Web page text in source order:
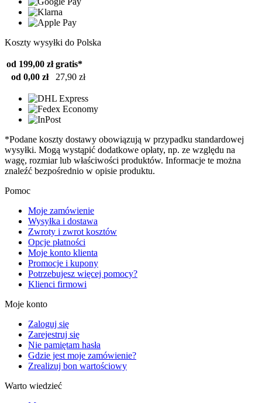
Koszty wysyłki do Polska
od 199,00 zł gratis*
od 0,00 zł
27,90 zł
*Podane koszty dostawy obowiązują w przypadku standardowej
wysyłki. Mogą wystąpić dodatkowe opłaty, np. ze względu na
wagę, rozmiar lub właściwości produktów. Informacje te można
znaleźć bezpośrednio w opisie produktu.
Pomoc
Moje zamówienie
Wysyłka i dostawa
Zwroty i zwrot kosztów
Opcje płatności
Moje konto klienta
Promocje i kupony
Potrzebujesz więcej pomocy?
Klienci firmowi
Moje konto
Zaloguj się
Zarejestruj się
Nie pamiętam hasła
Gdzie jest moje zamówienie?
Zrealizuj bon wartościowy
Warto wiedzieć